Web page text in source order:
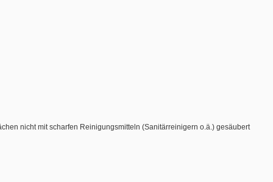
nicht mit scharfen Reinigungsmitteln (Sanitärreinigern o.ä.) gesäubert